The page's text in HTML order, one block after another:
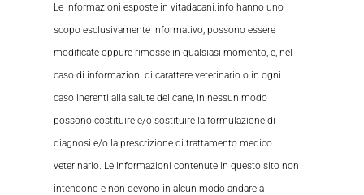
Le informazioni esposte in vitadacani.info hanno uno
scopo esclusivamente informativo, possono essere
modificate oppure rimosse in qualsiasi momento, e, nel
caso di informazioni di carattere veterinario o in ogni
caso inerenti alla salute del cane, in nessun modo
possono costituire e/o sostituire la formulazione di
diagnosi e/o la prescrizione di trattamento medico
veterinario. Le informazioni contenute in questo sito non
intendono e non devono in alcun modo andare a